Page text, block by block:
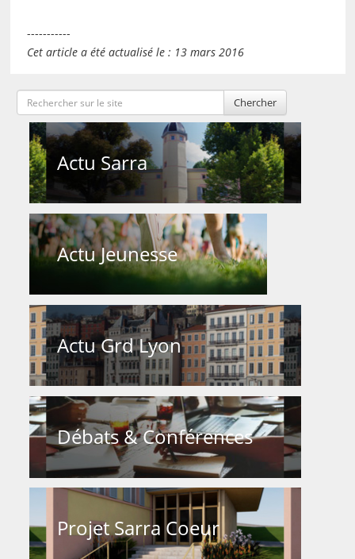
-----------
Cet article a été actualisé le : 13 mars 2016
Chercher
Actu Sarra
Actu Jeunesse
Actu Grd Lyon
Débats & Conférences
Projet Sarra Coeur